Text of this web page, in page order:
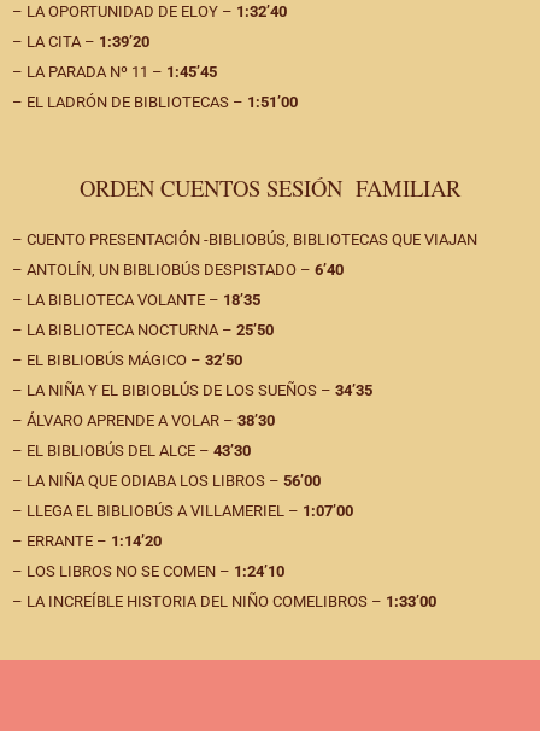
– LA OPORTUNIDAD DE ELOY – 1:32’40
– LA CITA – 1:39’20
– LA PARADA Nº 11 – 1:45’45
– EL LADRÓN DE BIBLIOTECAS – 1:51’00
ORDEN CUENTOS SESIÓN FAMILIAR
– CUENTO PRESENTACIÓN -BIBLIOBÚS, BIBLIOTECAS QUE VIAJAN
– ANTOLÍN, UN BIBLIOBÚS DESPISTADO – 6’40
– LA BIBLIOTECA VOLANTE – 18’35
– LA BIBLIOTECA NOCTURNA – 25’50
– EL BIBLIOBÚS MÁGICO – 32’50
– LA NIÑA Y EL BIBIOBLÚS DE LOS SUEÑOS – 34’35
– ÁLVARO APRENDE A VOLAR – 38’30
– EL BIBLIOBÚS DEL ALCE – 43’30
– LA NIÑA QUE ODIABA LOS LIBROS – 56’00
– LLEGA EL BIBLIOBÚS A VILLAMERIEL – 1:07’00
– ERRANTE – 1:14’20
– LOS LIBROS NO SE COMEN – 1:24’10
– LA INCREÍBLE HISTORIA DEL NIÑO COMELIBROS – 1:33’00